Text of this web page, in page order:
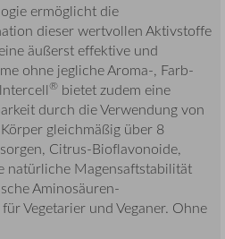
ermöglicht die
dieser wertvollen Aktivstoffe
äußerst effektive und
ohne jegliche Aroma-, Farb-
® bietet zudem eine
durch die Verwendung von
gleichmäßig über 8
Citrus-Bioflavonoide,
natürliche Magensaftstabilität
Aminosäuren-
Vegetarier und Veganer. Ohne